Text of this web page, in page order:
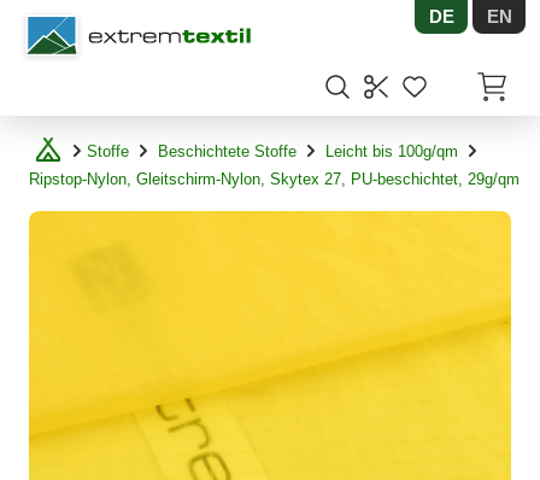
Shopware DE EN
Stoffe Beschichtete Stoffe
Leicht bis 100g/qm
Ripstop-Nylon, Gleitschirm-Nylon, Skytex 27, PU-beschichtet, 29g/qm